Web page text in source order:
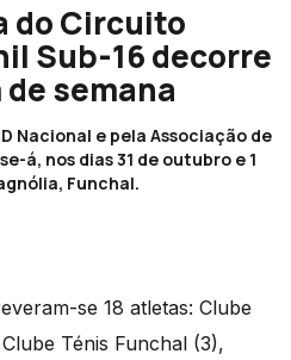
do Circuito
Sub-16 decorre
semana
Nacional e pela Associação de
á, nos dias 31 de outubro e 1
Funchal.
se 18 atletas: Clube
Ténis Funchal (3),